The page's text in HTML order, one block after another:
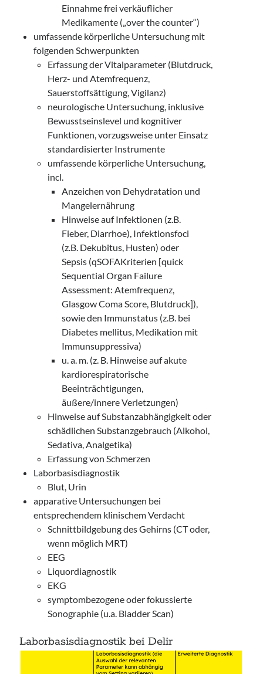
Einnahme frei verkäuflicher
Medikamente („over the counter“)
umfassende körperliche Untersuchung mit
folgenden Schwerpunkten
Erfassung der Vitalparameter (Blutdruck,
Herz- und Atemfrequenz,
Sauerstoffsättigung, Vigilanz)
neurologische Untersuchung, inklusive
Bewusstseinslevel und kognitiver
Funktionen, vorzugsweise unter Einsatz
standardisierter Instrumente
umfassende körperliche Untersuchung,
incl.
Anzeichen von Dehydratation und
Mangelernährung
Hinweise auf Infektionen (z.B.
Fieber, Diarrhoe), Infektionsfoci
(z.B. Dekubitus, Husten) oder
Sepsis (qSOFAKriterien [quick
Sequential Organ Failure
Assessment: Atemfrequenz,
Glasgow Coma Score, Blutdruck]),
sowie den Immunstatus (z.B. bei
Diabetes mellitus, Medikation mit
Immunsuppressiva)
u. a. m. (z. B. Hinweise auf akute
kardiorespiratorische
Beeinträchtigungen,
äußere/innere Verletzungen)
Hinweise auf Substanzabhängigkeit oder
schädlichen Substanzgebrauch (Alkohol,
Sedativa, Analgetika)
Erfassung von Schmerzen
Laborbasisdiagnostik
Blut, Urin
apparative Untersuchungen bei
entsprechendem klinischem Verdacht
Schnittbildgebung des Gehirns (CT oder,
wenn möglich MRT)
EEG
Liquordiagnostik
EKG
symptombezogene oder fokussierte
Sonographie (u.a. Bladder Scan)
Laborbasisdiagnostik bei Delir